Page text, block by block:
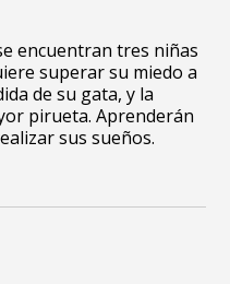
encuentran tres niñas
superar su miedo a
de su gata, y la
pirueta. Aprenderán
sus sueños.